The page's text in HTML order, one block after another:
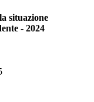
situazione
- 2024